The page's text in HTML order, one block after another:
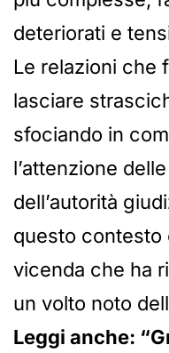
deteriorati e
Le relazioni che
lasciare
sfociando in
l’attenzione
dell’autorità
questo contesto
vicenda che ha
un volto noto
Leggi anche: